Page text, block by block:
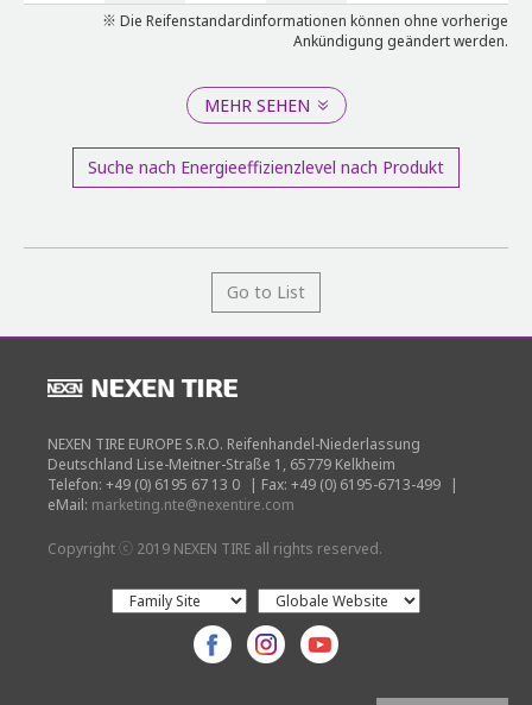
※ Die Reifenstandardinformationen können ohne vorherige
Ankündigung geändert werden.
MEHR SEHEN
Suche nach Energieeffizienzlevel nach Produkt
Go to List
NEXEN TIRE EUROPE S.R.O. Reifenhandel-Niederlassung
Deutschland Lise-Meitner-Straße 1, 65779 Kelkheim
Telefon: +49 (0) 6195 67 13 0
| Fax: +49 (0) 6195-6713-499
|
eMail: marketing.nte@nexentire.com
Copyright ⓒ 2019 NEXEN TIRE all rights reserved.